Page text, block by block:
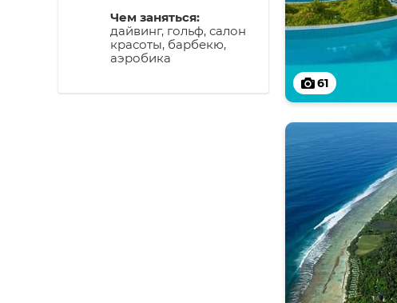
Чем заняться:
дайвинг, гольф, салон
красоты, барбекю,
аэробика
61